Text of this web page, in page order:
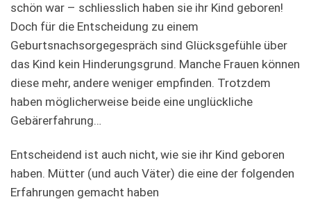
schön war – schliesslich haben sie ihr Kind geboren!
Doch für die Entscheidung zu einem
Geburtsnachsorgegespräch sind Glücksgefühle über
das Kind kein Hinderungsgrund. Manche Frauen können
diese mehr, andere weniger empfinden. Trotzdem
haben möglicherweise beide eine unglückliche
Gebärerfahrung…
Entscheidend ist auch nicht, wie sie ihr Kind geboren
haben. Mütter (und auch Väter) die eine der folgenden
Erfahrungen gemacht haben